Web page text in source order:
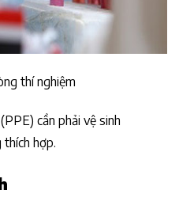
thí nghiệm
cần phải vệ sinh
hợp.